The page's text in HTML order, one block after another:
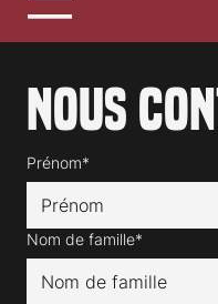
Nous
Prénom*
Nom de famille*